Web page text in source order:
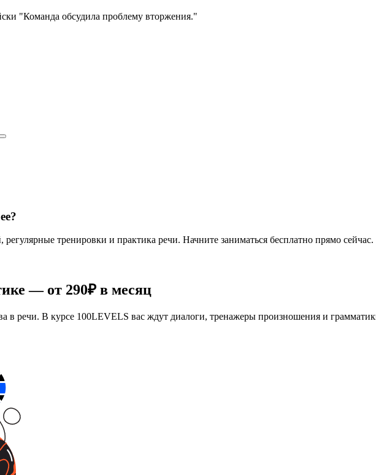
"Команда обсудила проблему вторжения."
тренировки и практика речи. Начните заниматься бесплатно прямо сейчас.
— от 290₽ в месяц
в речи. В курсе 100LEVELS вас ждут диалоги, тренажеры произношения и